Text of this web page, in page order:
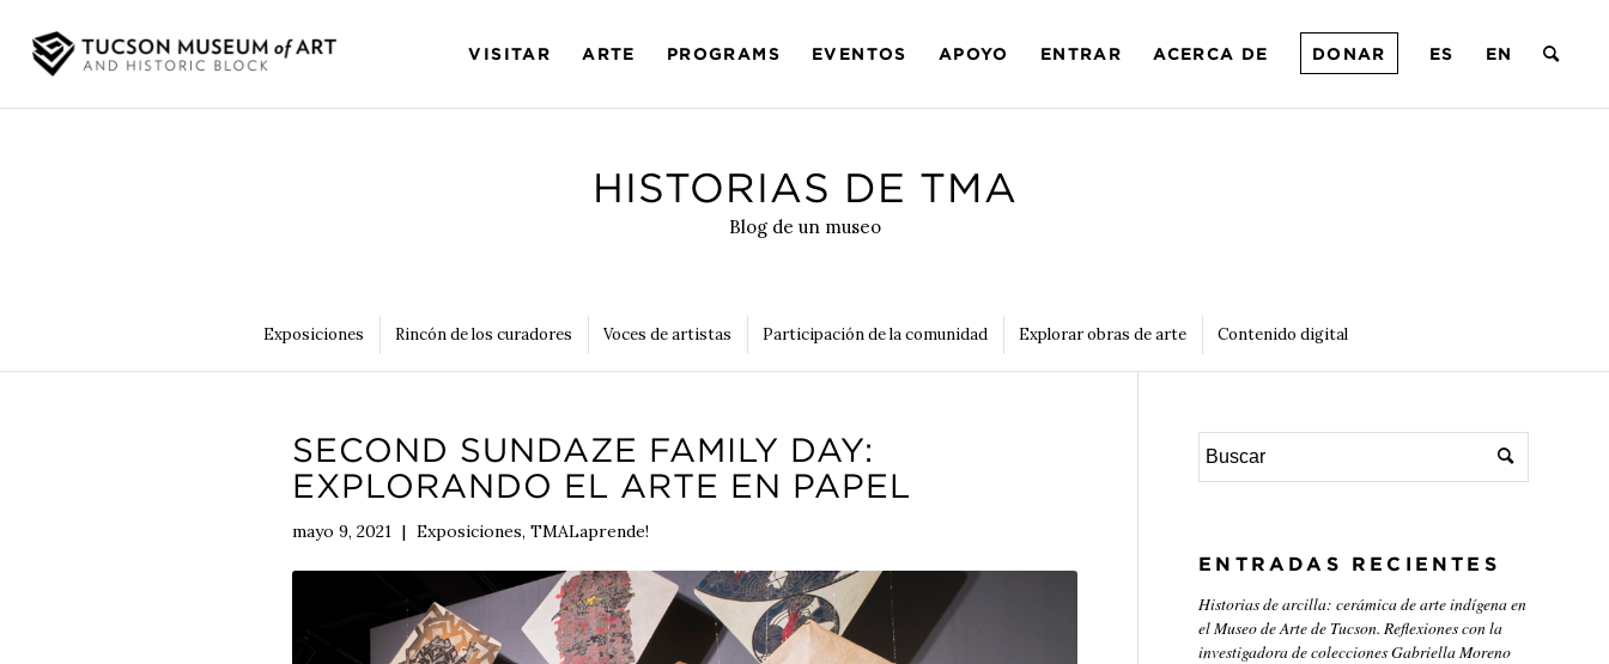
VISITAR ARTE PROGRAMS EVENTOS APOYO ENTRAR ACERCA DE DONAR ES EN
HISTORIAS DE TMA
Blog de un museo
Exposiciones Rincón de los curadores Voces de artistas Participación de la comunidad Explorar obras de arte Contenido digital
SECOND SUNDAZE FAMILY DAY:
EXPLORANDO EL ARTE EN PAPEL
mayo 9, 2021 | Exposiciones, TMALaprende!
ENTRADAS RECIENTES
Historias de arcilla: cerámica de arte indígena en
el Museo de Arte de Tucson. Reflexiones con la
investigadora de colecciones Gabriella Moreno